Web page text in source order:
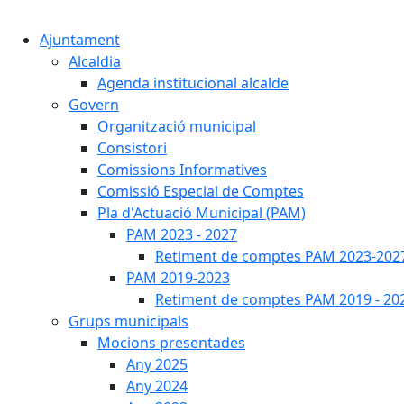
Ajuntament
Alcaldia
Agenda institucional alcalde
Govern
Organització municipal
Consistori
Comissions Informatives
Comissió Especial de Comptes
Pla d'Actuació Municipal (PAM)
PAM 2023 - 2027
Retiment de comptes PAM 2023-
PAM 2019-2023
Retiment de comptes PAM 2019 -
Grups municipals
Mocions presentades
Any 2025
Any 2024